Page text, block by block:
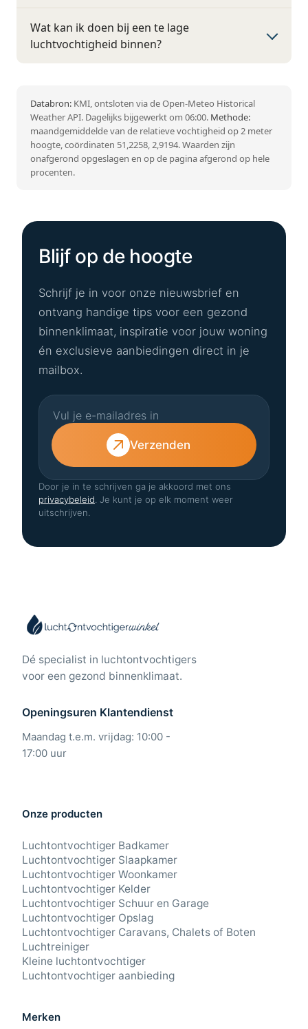
Wat kan ik doen bij een te lage
luchtvochtigheid binnen?
Databron: KMI, ontsloten via de Open-Meteo Historical
Weather API. Dagelijks bijgewerkt om 06:00. Methode:
maandgemiddelde van de relatieve vochtigheid op 2 meter
hoogte, coördinaten 51,2258, 2,9194. Waarden zijn
onafgerond opgeslagen en op de pagina afgerond op hele
procenten.
Blijf op de hoogte
Schrijf je in voor onze nieuwsbrief en
ontvang handige tips voor een gezond
binnenklimaat, inspiratie voor jouw woning
én exclusieve aanbiedingen direct in je
mailbox.
Verzenden
Door je in te schrijven ga je akkoord met ons
privacybeleid . Je kunt je op elk moment weer
uitschrijven.
Dé specialist in luchtontvochtigers
voor een gezond binnenklimaat.
Openingsuren Klantendienst
Maandag t.e.m. vrijdag: 10:00 -
17:00 uur
Onze producten
Luchtontvochtiger Badkamer
Luchtontvochtiger Slaapkamer
Luchtontvochtiger Woonkamer
Luchtontvochtiger Kelder
Luchtontvochtiger Schuur en Garage
Luchtontvochtiger Opslag
Luchtontvochtiger Caravans, Chalets of Boten
Luchtreiniger
Kleine luchtontvochtiger
Luchtontvochtiger aanbieding
Merken